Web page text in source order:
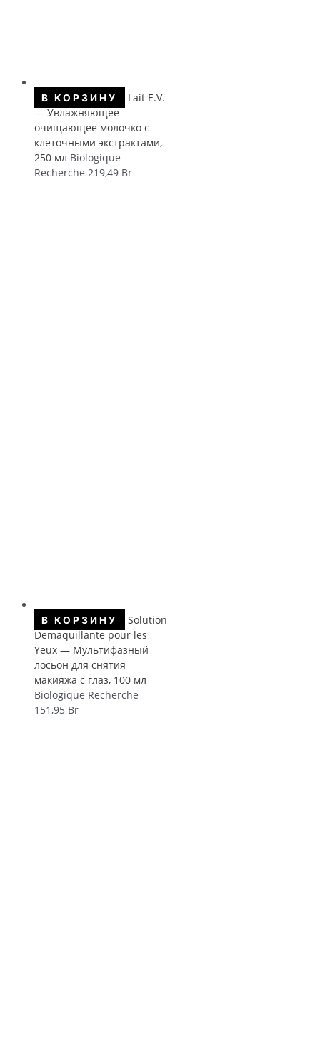
В КОРЗИНУ
Lait E.V.
— Увлажняющее
очищающее молочко с
клеточными экстрактами,
250 мл Biologique
Recherche 219,49 Br
В КОРЗИНУ
Solution
Demaquillante pour les
Yeux — Мультифазный
лосьон для снятия
макияжа с глаз, 100 мл
Biologique Recherche
151,95 Br